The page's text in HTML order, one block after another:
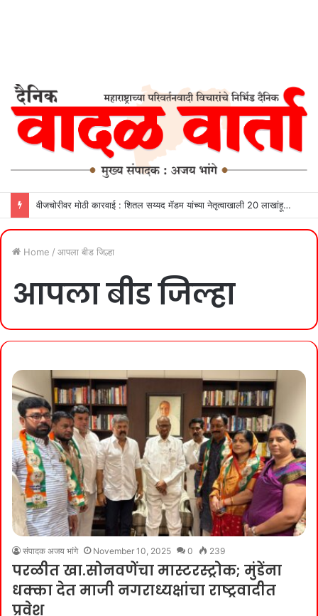
वीजचोरीवर मोठी कारवाई : शितल सय्यद मॅडम यांच्या नेतृत्वाखाली 20 लाखांहून अधिक महसूल वसूल
Home / आपला बीड जिल्हा
आपला बीड जिल्हा
संपादक अजय भांगे November 10, 2025 0 239
परळीत खा.सोनवणेंचा मास्टरस्ट्रोक; मुंडेंना
धक्का देत माजी नगराध्यक्षांचा राष्ट्रवादीत
प्रवेश